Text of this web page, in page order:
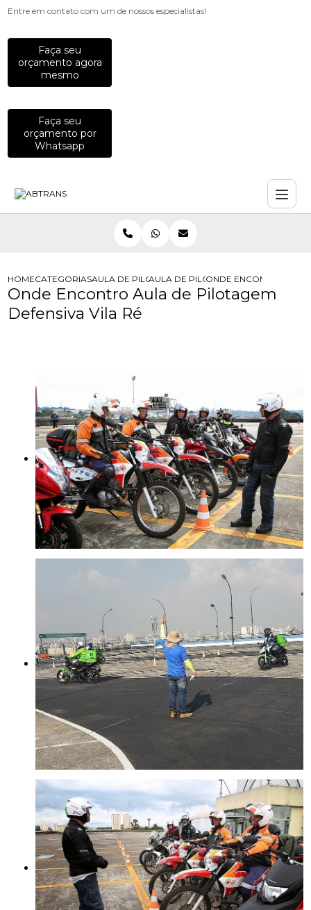
Entre em contato com um de nossos especialistas!
Faça seu
orçamento agora
mesmo
Faça seu
orçamento por
Whatsapp
HOMECATEGORIASAULA DE PILOTAGEMAULA DE PILOTAGEM DEFENSIVA
ONDE ENCONTRO
Onde Encontro Aula de Pilotagem
Defensiva Vila Ré